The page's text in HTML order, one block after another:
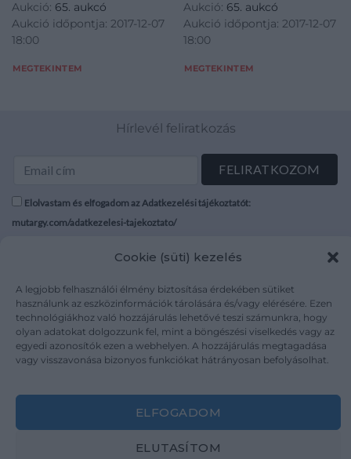
Cookie (süti) kezelés
A legjobb felhasználói élmény biztosítása érdekében sütiket
használunk az eszközinformációk tárolására és/vagy elérésére. Ezen
technológiákhoz való hozzájárulás lehetővé teszi számunkra, hogy
olyan adatokat dolgozzunk fel, mint a böngészési viselkedés vagy az
egyedi azonosítók ezen a webhelyen. A hozzájárulás megtagadása
vagy visszavonása bizonyos funkciókat hátrányosan befolyásolhat.
ELFOGADOM
ELUTASÍTOM
Aukció: 65. aukcó
Aukció időpontja: 2017-12-07
18:00
MEGTEKINTEM
Aukció: 65. aukcó
Aukció időpontja: 2017-12-07
18:00
MEGTEKINTEM
Hírlevél feliratkozás
Elolvastam és elfogadom az Adatkezelési tájékoztatót:
mutargy.com/adatkezelesi-tajekoztato/
Karrier
Kapcsolat
Áraink
Adatvédelem
Impresszum